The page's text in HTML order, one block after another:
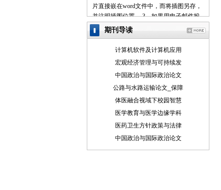
片直接嵌在word文件中，而将插图另存，
并注明插图位置。 3、如果用电子邮件投
稿，最好压缩后发送。 4、请使用中文的
标点符号。例如句号为。而不是.。 5、来
稿请注明作者署名(真实姓名、笔名)、详
等，以便联系。 6、我们保留对稿件的增
删权。 7、我们对有一稿多投、剽窃或抄
袭行为者，将保留追究由此引起的法律、
经济责任的权利。 二、投稿方式： 1、 请
稿件，请注明出处并附带原文。 3、 请按
稿件内容投递到相关编辑信箱 三、稿件著
作权： 1、 投稿人保证其向我方所投之作
期刊导读
计算机软件及计算机应用
宏观经济管理与可持续发
中国政治与国际政治论文
公路与水路运输论文_保障
体医融合视域下校园智慧
医学教育与医学边缘学科
医药卫生方针政策与法律
中国政治与国际政治论文